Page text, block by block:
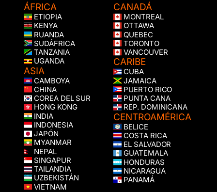
ÁFRICA
ETIOPIA
KENYA
RUANDA
SUDÁFRICA
TANZANIA
UGANDA
ASIA
CAMBOYA
CHINA
COREA DEL SUR
HONG KONG
INDIA
INDONESIA
JAPÓN
MYANMAR
NEPAL
SINGAPUR
TAILANDIA
UZBEKISTÁN
VIETNAM
CANADÁ
MONTREAL
OTTAWA
QUEBEC
TORONTO
VANCOUVER
CARIBE
CUBA
JAMAICA
PUERTO RICO
PUNTA CANA
REP. DOMINICANA
CENTROAMÉRICA
BELICE
COSTA RICA
EL SALVADOR
GUATEMALA
HONDURAS
NICARAGUA
PANAMÁ